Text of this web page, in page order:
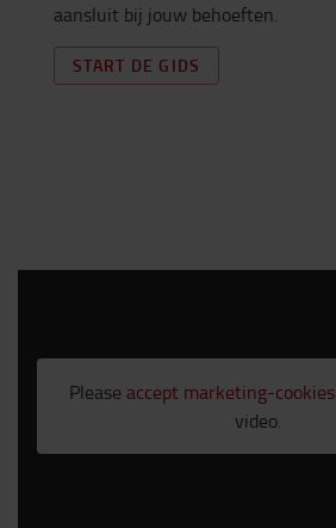
aansluit bij jouw behoeften.
START DE GIDS
Please accept marketing-cookies
video.